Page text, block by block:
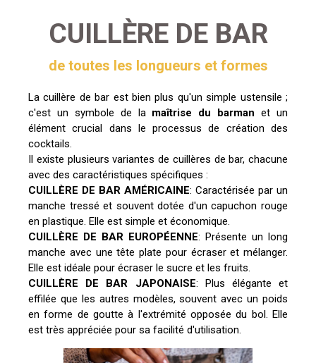
CUILLÈRE DE BAR
de toutes les longueurs et formes
La cuillère de bar est bien plus qu'un simple ustensile ;
c'est un symbole de la maîtrise du barman et un
élément crucial dans le processus de création des
cocktails.
Il existe plusieurs variantes de cuillères de bar, chacune
avec des caractéristiques spécifiques :
CUILLÈRE DE BAR AMÉRICAINE: Caractérisée par un
manche tressé et souvent dotée d'un capuchon rouge
en plastique. Elle est simple et économique.
CUILLÈRE DE BAR EUROPÉENNE: Présente un long
manche avec une tête plate pour écraser et mélanger.
Elle est idéale pour écraser le sucre et les fruits.
CUILLÈRE DE BAR JAPONAISE: Plus élégante et
effilée que les autres modèles, souvent avec un poids
en forme de goutte à l'extrémité opposée du bol. Elle
est très appréciée pour sa facilité d'utilisation.